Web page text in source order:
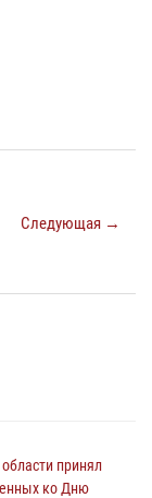
Следующая →
принял
ко Дню